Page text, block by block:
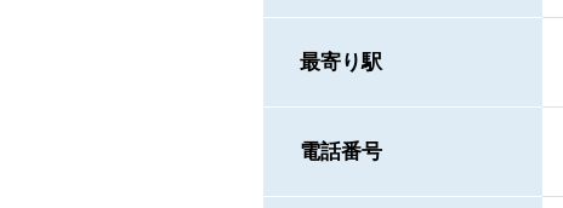
最寄り駅
電話番号